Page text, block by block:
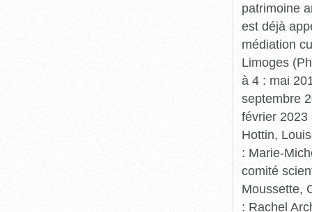
patrimoine
est déjà
médiation
Limoges
à 4 : mai
septembre
février 2023
Hottin,
: Marie-
comité
Moussette,
: Rachel